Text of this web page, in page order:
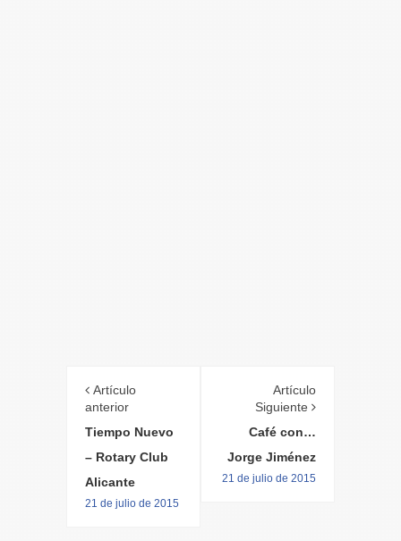
Artículo
anterior
Tiempo Nuevo
– Rotary Club
Alicante
21 de julio de 2015
Artículo
Siguiente
Café con…
Jorge Jiménez
21 de julio de 2015